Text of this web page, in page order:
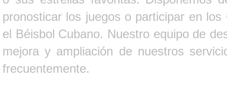
pronosticar los juegos o participar en
el Béisbol Cubano. Nuestro equipo de
mejora y ampliación de nuestros
frecuentemente.